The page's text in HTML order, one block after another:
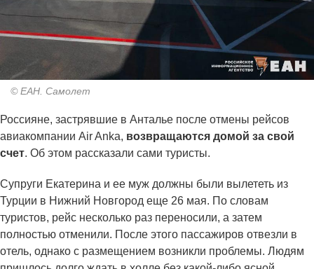
© ЕАН. Самолет
Россияне, застрявшие в Анталье после отмены рейсов
авиакомпании Air Anka, возвращаются домой за свой
счет. Об этом рассказали сами туристы.
Супруги Екатерина и ее муж должны были вылететь из
Турции в Нижний Новгород еще 26 мая. По словам
туристов, рейс несколько раз переносили, а затем
полностью отменили. После этого пассажиров отвезли в
отель, однако с размещением возникли проблемы. Людям